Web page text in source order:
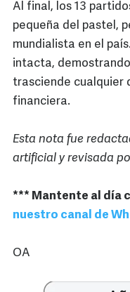
Al final, los 13
pequeña del pastel,
mundialista en el
intacta,
trasciende cualquier
financiera.
Esta nota fue
artificial y revisada
*** Mantente al día
nuestro canal de
OA